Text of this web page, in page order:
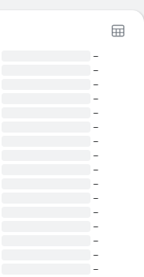
~
~
~
~
~
~
~
~
~
~
~
~
~
~
~
~